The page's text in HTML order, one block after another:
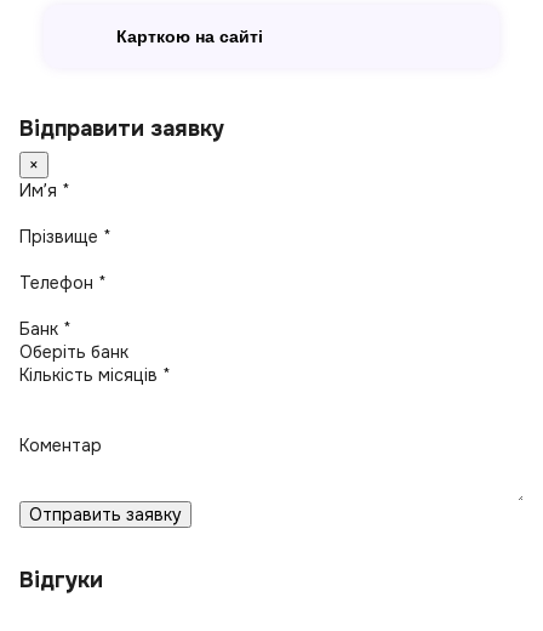
Карткою на сайті
Відправити заявку
×
Имʼя *
Прізвище *
Телефон *
Банк *
Кількість місяців *
Коментар
Отправить заявку
Відгуки